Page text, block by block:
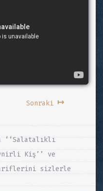
Sonraki ↦
‘‘Salatalıklı
Kiş’’ ve
tariflerini sizlerle